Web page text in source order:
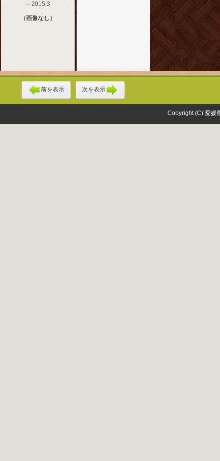
-- 2015.3
（画像なし）
前を表示 次を表示
Copyright (C) 愛媛